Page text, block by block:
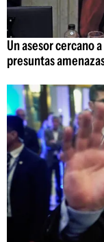
Un asesor cercano
presuntas